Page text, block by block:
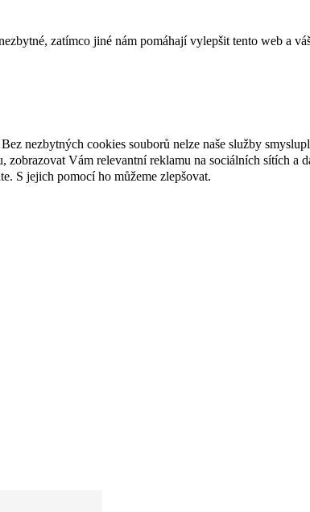
zatímco jiné nám pomáhají vylepšit tento web a
nezbytných cookies souborů nelze naše služby
Vám relevantní reklamu na sociálních sítích a
S jejich pomocí ho můžeme zlepšovat.